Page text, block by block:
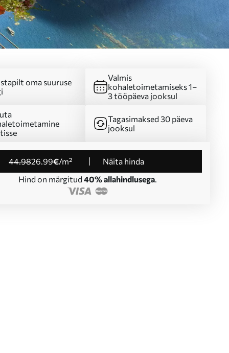
oma suuruse
Valmis
kohaletoimetamiseks 1–
3 tööpäeva jooksul
Tagasimaksed 30 päeva
jooksul
44.9826.99€/m²
Näita hinda
Hind on märgitud 40% allahindlusega.